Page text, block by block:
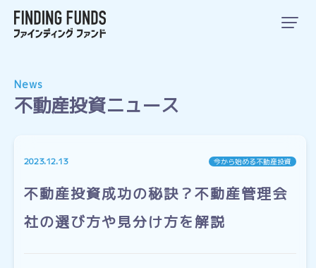
News
不動産投資ニュース
2023.12.13 今から始める不動産投資
不動産投資成功の秘訣？不動産管理会
社の選び方や見分け方を解説